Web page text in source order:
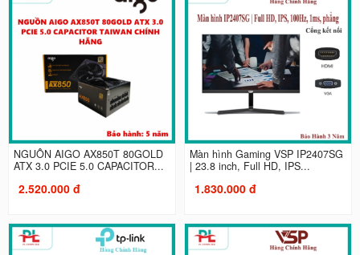
NGUỒN AIGO AX850T 80GOLD
ATX 3.0 PCIE 5.0 CAPACITOR...
2.520.000 đ
Màn hình Gaming VSP IP2407SG
| 23.8 inch, Full HD, IPS...
1.830.000 đ